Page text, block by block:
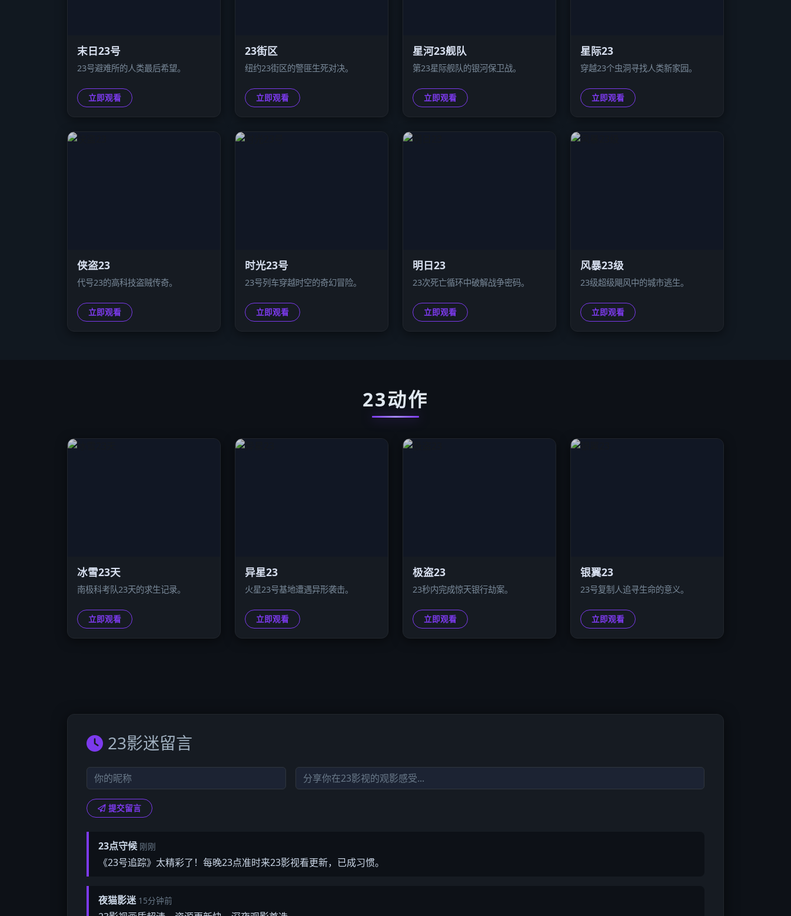
末日23号
23号避难所的人类最后希望。
立即观看
23街区
纽约23街区的警匪生死对决。
立即观看
星河23舰队
第23星际舰队的银河保卫战。
立即观看
星际23
穿越23个虫洞寻找人类新家园。
立即观看
侠盗23
代号23的高科技盗贼传奇。
立即观看
时光23号
23号列车穿越时空的奇幻冒险。
立即观看
明日23
23次死亡循环中破解战争密码。
立即观看
风暴23级
23级超级飓风中的城市逃生。
立即观看
23动作
冰雪23天
南极科考队23天的求生记录。
立即观看
异星23
火星23号基地遭遇异形袭击。
立即观看
极盗23
23秒内完成惊天银行劫案。
立即观看
银翼23
23号复制人追寻生命的意义。
立即观看
23影迷留言
提交留言
23点守候 刚刚
《23号追踪》太精彩了！每晚23点准时来23影视看更新，已成习惯。
夜猫影迷 15分钟前